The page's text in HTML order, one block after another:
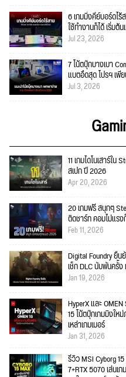
6 เกมมิ่งคีย์บอร์ดไร้
ใช้ทำงานก็ได้ เริ่มต้
Jul 23, 2026
7 โน้ตบุ๊กบางเบา
แบตอึดสุด โปรฯ เพี
Jul 3, 2026
11 เกมไดโนเสาร์ใ
สเปก ปี 2026
Apr 20, 2026
20 เกมฟรี สนุกๆ
ติดชาร์ท คอมไม่แรง
Feb 11, 2026
Digital Foundry ยื
เช็ก DLC นับพันครั้
Jan 19, 2026
HyperX และ
15 โน้ตบุ๊กเกมมิงให
เหล่าเกมเมอร์
Jan 31, 2026
รีวิว MSI Cyborg
7+RTX 5070 เล่นเ